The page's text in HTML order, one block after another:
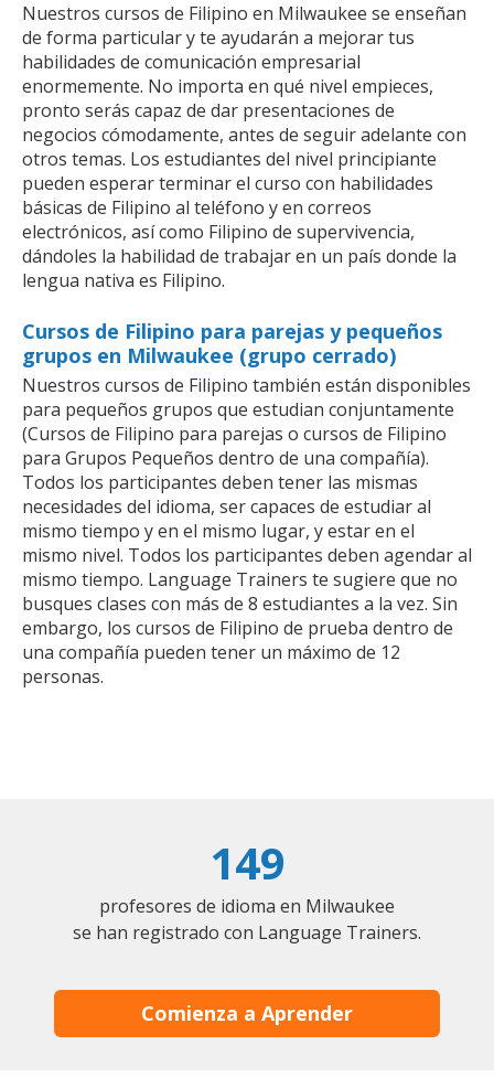
Nuestros cursos de Filipino en Milwaukee se enseñan
de forma particular y te ayudarán a mejorar tus
habilidades de comunicación empresarial
enormemente. No importa en qué nivel empieces,
pronto serás capaz de dar presentaciones de
negocios cómodamente, antes de seguir adelante con
otros temas. Los estudiantes del nivel principiante
pueden esperar terminar el curso con habilidades
básicas de Filipino al teléfono y en correos
electrónicos, así como Filipino de supervivencia,
dándoles la habilidad de trabajar en un país donde la
lengua nativa es Filipino.
Cursos de Filipino para parejas y pequeños
grupos en Milwaukee (grupo cerrado)
Nuestros cursos de Filipino también están disponibles
para pequeños grupos que estudian conjuntamente
(Cursos de Filipino para parejas o cursos de Filipino
para Grupos Pequeños dentro de una compañía).
Todos los participantes deben tener las mismas
necesidades del idioma, ser capaces de estudiar al
mismo tiempo y en el mismo lugar, y estar en el
mismo nivel. Todos los participantes deben agendar al
mismo tiempo. Language Trainers te sugiere que no
busques clases con más de 8 estudiantes a la vez. Sin
embargo, los cursos de Filipino de prueba dentro de
una compañía pueden tener un máximo de 12
personas.
149
profesores de idioma en Milwaukee
se han registrado con Language Trainers.
Comienza a Aprender